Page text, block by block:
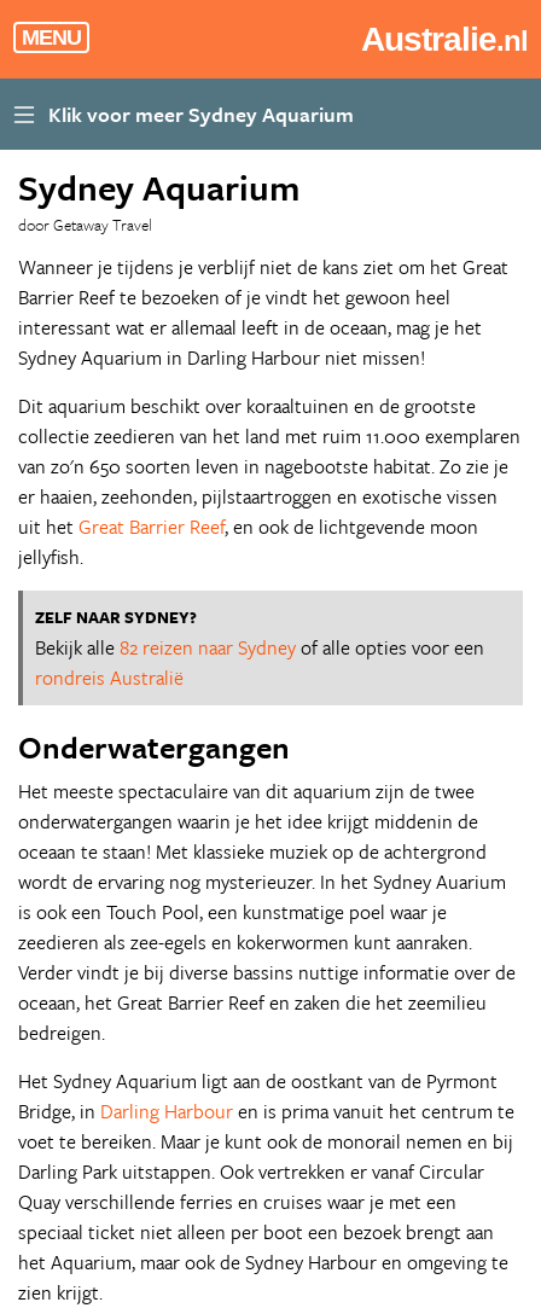
MENU Australie.nl
Sydney Aquarium
door Getaway Travel
Wanneer je tijdens je verblijf niet de kans ziet om het Great
Barrier Reef te bezoeken of je vindt het gewoon heel
interessant wat er allemaal leeft in de oceaan, mag je het
Sydney Aquarium in Darling Harbour niet missen!
Dit aquarium beschikt over koraaltuinen en de grootste
collectie zeedieren van het land met ruim 11.000 exemplaren
van zo'n 650 soorten leven in nagebootste habitat. Zo zie je
er haaien, zeehonden, pijlstaartroggen en exotische vissen
uit het Great Barrier Reef, en ook de lichtgevende moon
jellyfish.
ZELF NAAR SYDNEY?
Bekijk alle82 reizen naar Sydneyof alle opties voor een
rondreis Australië
Onderwatergangen
Het meeste spectaculaire van dit aquarium zijn de twee
onderwatergangen waarin je het idee krijgt middenin de
oceaan te staan! Met klassieke muziek op de achtergrond
wordt de ervaring nog mysterieuzer. In het Sydney Auarium
is ook een Touch Pool, een kunstmatige poel waar je
zeedieren als zee-egels en kokerwormen kunt aanraken.
Verder vindt je bij diverse bassins nuttige informatie over de
oceaan, het Great Barrier Reef en zaken die het zeemilieu
bedreigen.
Het Sydney Aquarium ligt aan de oostkant van de Pyrmont
Bridge, in Darling Harbouren is prima vanuit het centrum te
voet te bereiken. Maar je kunt ook de monorail nemen en bij
Darling Park uitstappen. Ook vertrekken er vanaf Circular
Quay verschillende ferries en cruises waar je met een
speciaal ticket niet alleen per boot een bezoek brengt aan
het Aquarium, maar ook de Sydney Harbour en omgeving te
zien krijgt.